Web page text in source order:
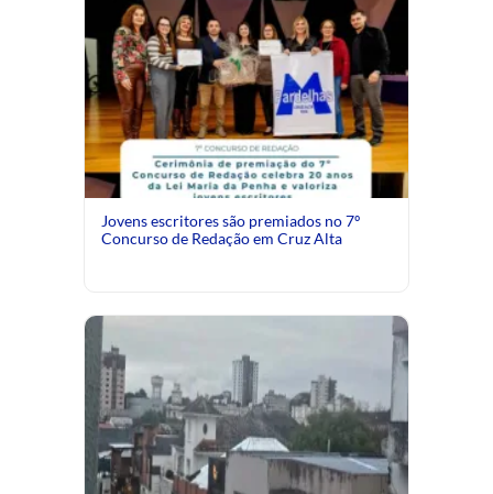
Jovens escritores são premiados no 7º
Concurso de Redação em Cruz Alta